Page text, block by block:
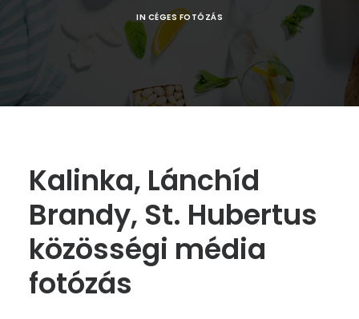
IN CÉGES FOTÓZÁS
Kalinka, Lánchíd
Brandy, St. Hubertus
közösségi média
fotózás